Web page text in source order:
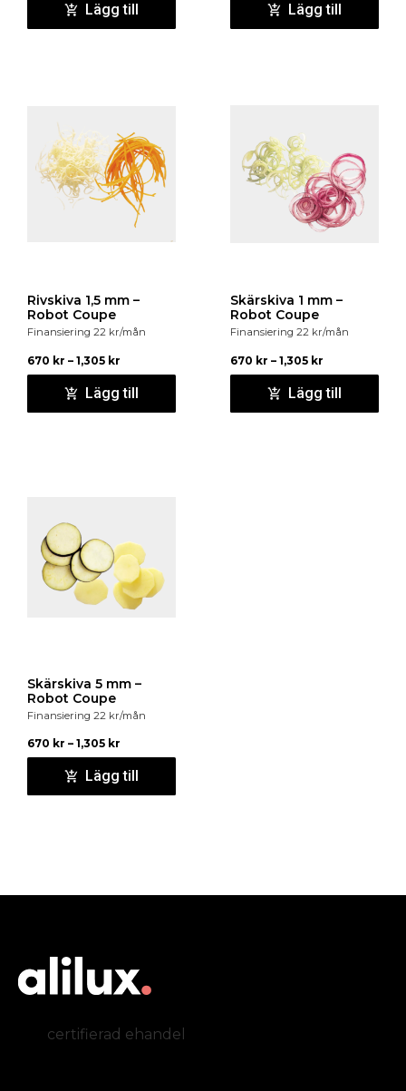
Lägg till Lägg till
Rivskiva 1,5 mm –
Robot Coupe
Finansiering 22 kr/mån
670 kr – 1,305 kr
Lägg till
Skärskiva 1 mm –
Robot Coupe
Finansiering 22 kr/mån
670 kr – 1,305 kr
Lägg till
Skärskiva 5 mm –
Robot Coupe
Finansiering 22 kr/mån
670 kr – 1,305 kr
Lägg till
certifierad ehandel